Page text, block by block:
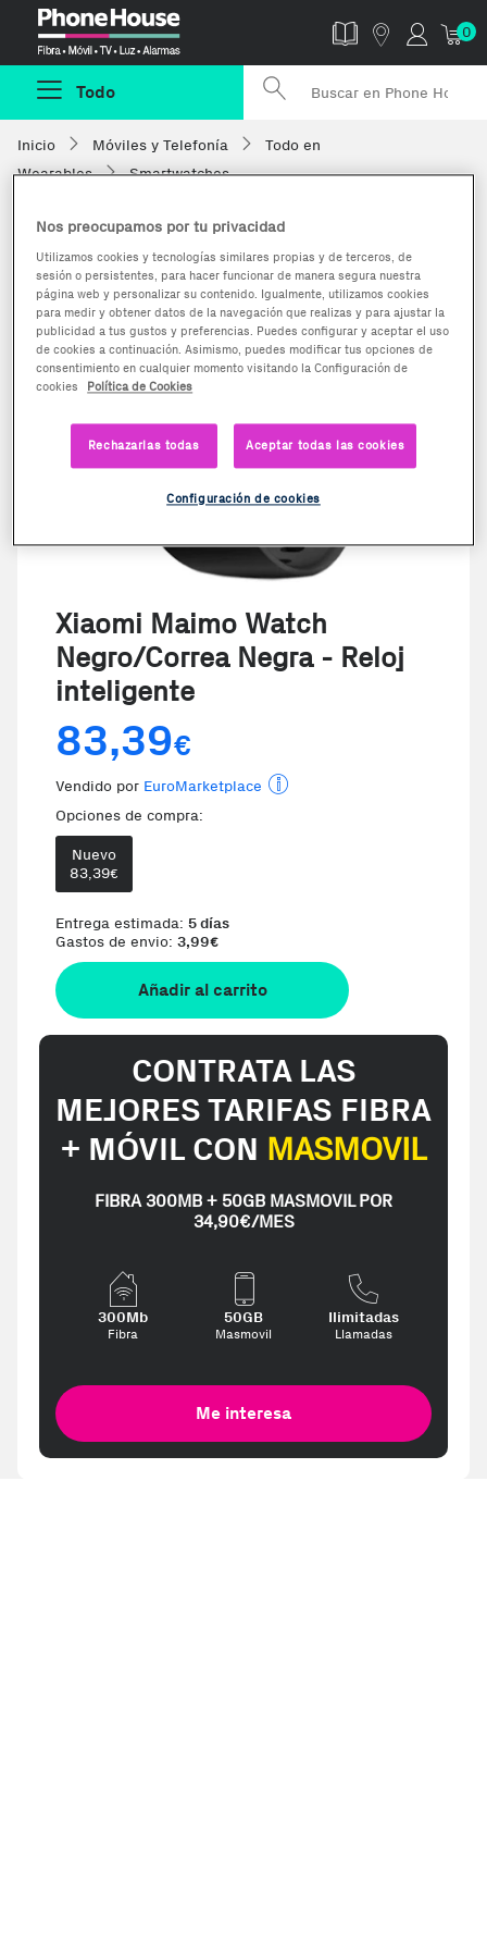
0
Todo
Inicio Móviles y Telefonía
Todo en
Wearables
Smartwatches
Xiaomi Maimo Watch
Negro/Correa Negra - Reloj
inteligente
83,39€
Vendido por EuroMarketplace
Opciones de compra:
Nuevo
83,39€
Entrega estimada: 5 días
Gastos de envio: 3,99€
Añadir al carrito
CONTRATA LAS
MEJORES TARIFAS FIBRA
+ MÓVIL CON MASMOVIL
FIBRA 300MB + 50GB MASMOVIL POR
34,90€/MES
300Mb
Fibra
50GB
Masmovil
Ilimitadas
Llamadas
Me interesa
Nos preocupamos por tu privacidad
Utilizamos cookies y tecnologías similares propias y de terceros, de
sesión o persistentes, para hacer funcionar de manera segura nuestra
página web y personalizar su contenido. Igualmente, utilizamos cookies
para medir y obtener datos de la navegación que realizas y para ajustar la
publicidad a tus gustos y preferencias. Puedes configurar y aceptar el uso
de cookies a continuación. Asimismo, puedes modificar tus opciones de
consentimiento en cualquier momento visitando la Configuración de
cookies
Política de Cookies
Rechazarlas todas Aceptar todas las cookies
Configuración de cookies